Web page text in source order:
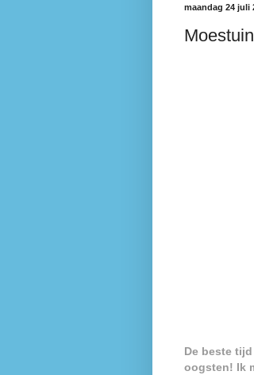
maandag 24 juli
De beste
oogsten! Ik